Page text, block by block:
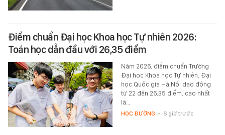
Điểm chuẩn Đại học Khoa học Tự nhiên 2026:
Toán học dẫn đầu với 26,35 điểm
Năm 2026, điểm chuẩn Trường
Đại học Khoa học Tự nhiên, Đại
học Quốc gia Hà Nội dao động
từ 22 đến 26,35 điểm, cao nhất
là…
HỌC ĐƯỜNG - 6 giờ trước